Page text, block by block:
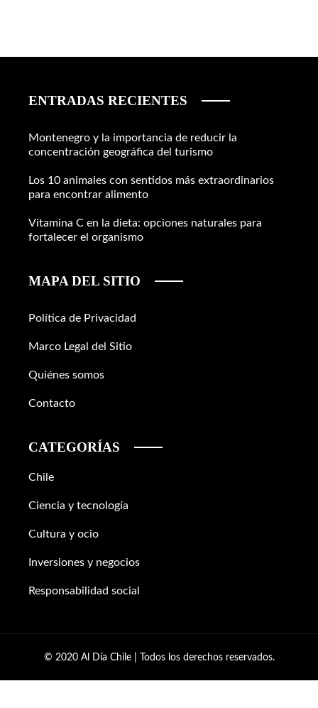
ENTRADAS RECIENTES
Montenegro y la importancia de reducir la
concentración geográfica del turismo
Los 10 animales con sentidos más extraordinarios
para encontrar alimento
Vitamina C en la dieta: opciones naturales para
fortalecer el organismo
MAPA DEL SITIO
Política de Privacidad
Marco Legal del Sitio
Quiénes somos
Contacto
CATEGORÍAS
Chile
Ciencia y tecnología
Cultura y ocio
Inversiones y negocios
Responsabilidad social
© 2020 Al Día Chile | Todos los derechos reservados.